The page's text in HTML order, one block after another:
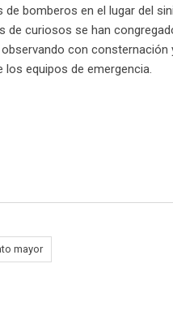
de bomberos en el lugar del
de curiosos se han
con consternación
los equipos de emergencia.
mayor